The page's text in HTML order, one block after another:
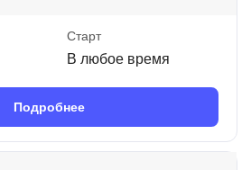
Старт
В любое время
Подробнее